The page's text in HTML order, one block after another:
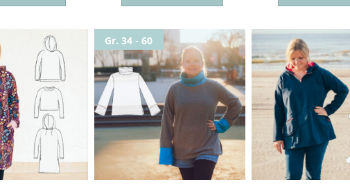
weist
Varianten
Die
Optionen
können
Produktseite
gewählt
weist
Varianten
auf.
Die
Optionen
können
auf
der
Produktseite
gewählt
Gr. 34 - 60